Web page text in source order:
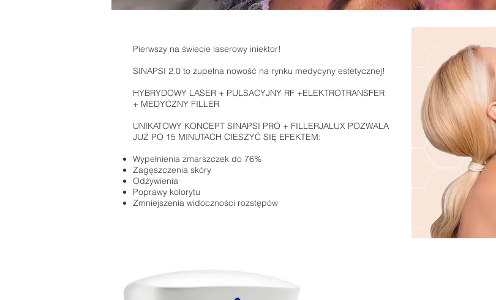
Pierwszy na świecie laserowy iniektor!
SINAPSI 2.0 to zupełna nowość na rynku medycyny estetycznej!
HYBRYDOWY LASER + PULSACYJNY RF +ELEKTROTRANSFER
+ MEDYCZNY FILLER
UNIKATOWY KONCEPT SINAPSI PRO + FILLERJALUX POZWALA
JUŻ PO 15 MINUTACH CIESZYĆ SIĘ EFEKTEM:
Wypełnienia zmarszczek do 76%
Zagęszczenia skóry
Odżywienia
Poprawy kolorytu
Zmniejszenia widoczności rozstępów